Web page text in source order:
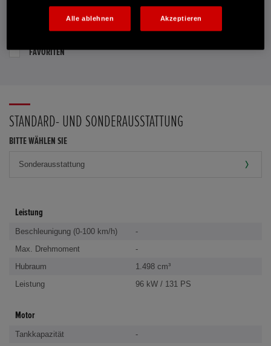
PROBEFAHRT VEREINBAREN
FAVORITEN
STANDARD- UND SONDERAUSSTATTUNG
BITTE WÄHLEN SIE
Leistung
Beschleunigung (0-100 km/h)
-
Max. Drehmoment
-
Hubraum
1.498 cm³
Leistung
96 kW / 131 PS
Motor
Tankkapazität
-
Alle ablehnen Akzeptieren